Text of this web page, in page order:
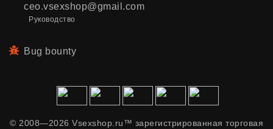
ceo.vsexshop@gmail.com
Руководство
Bug bounty
© 2008—2026 Vsexshop.ru™ зарегистрированная торговая